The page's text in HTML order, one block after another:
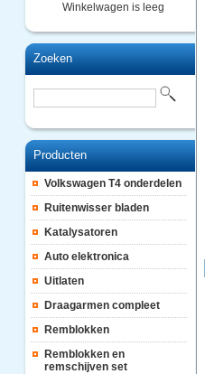
Winkelwagen is leeg
Zoeken
Producten
Volkswagen T4 onderdelen
Ruitenwisser bladen
Katalysatoren
Auto elektronica
Uitlaten
Draagarmen compleet
Remblokken
Remblokken en
remschijven set